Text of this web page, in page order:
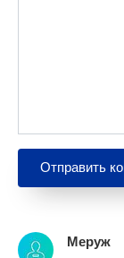
Меруж